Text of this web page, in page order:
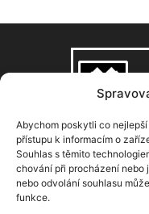
Abychom poskytli co
přístupu k informacím o
Souhlas s těmito
chování při procházení nebo
nebo odvolání souhlasu
funkce.